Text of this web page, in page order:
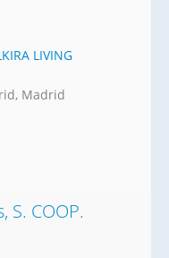
LIVING
Madrid
COOP.